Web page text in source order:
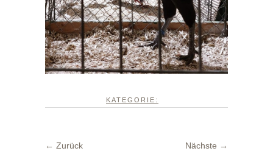
KATEGORIE:
← Zurück Nächste →